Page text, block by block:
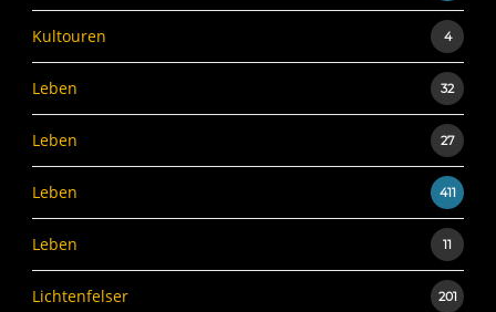
Kultouren 4
Leben 32
Leben 27
Leben 411
Leben 11
Lichtenfelser 201